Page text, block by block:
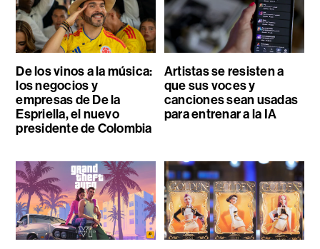
De los vinos a la música:
los negocios y
empresas de De la
Espriella, el nuevo
presidente de Colombia
Artistas se resisten a
que sus voces y
canciones sean usadas
para entrenar a la IA